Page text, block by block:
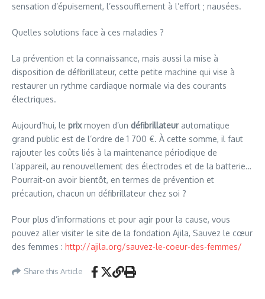
sensation d’épuisement, l’essoufflement à l’effort ; nausées.
Quelles solutions face à ces maladies ?
La prévention et la connaissance, mais aussi la mise à
disposition de défibrillateur, cette petite machine qui vise à
restaurer un rythme cardiaque normale via des courants
électriques.
Aujourd’hui, le prixmoyen d’un défibrillateurautomatique
grand public est de l’ordre de 1 700 €. À cette somme, il faut
rajouter les coûts liés à la maintenance périodique de
l’appareil, au renouvellement des électrodes et de la batterie…
Pourrait-on avoir bientôt, en termes de prévention et
précaution, chacun un défibrillateur chez soi ?
Pour plus d’informations et pour agir pour la cause, vous
pouvez aller visiter le site de la fondation Ajila, Sauvez le cœur
des femmes : http://ajila.org/sauvez-le-coeur-des-femmes/
Share this Article